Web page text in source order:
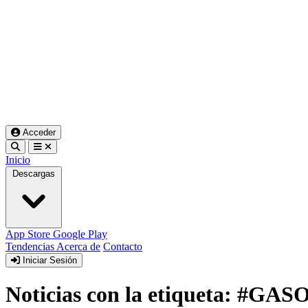
Acceder
Inicio
Descargas
App Store Google Play
Tendencias Acerca de Contacto
Iniciar Sesión
Noticias con la etiqueta: